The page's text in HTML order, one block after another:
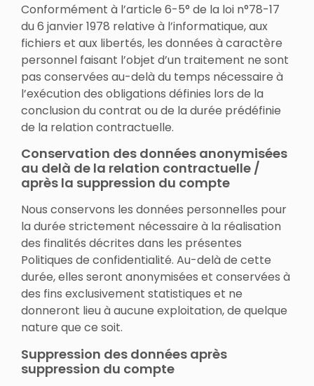
Conformément à l’article 6-5° de la loi n°78-17
du 6 janvier 1978 relative à l’informatique, aux
fichiers et aux libertés, les données à caractère
personnel faisant l’objet d’un traitement ne sont
pas conservées au-delà du temps nécessaire à
l’exécution des obligations définies lors de la
conclusion du contrat ou de la durée prédéfinie
de la relation contractuelle.
Conservation des données anonymisées
au delà de la relation contractuelle /
après la suppression du compte
Nous conservons les données personnelles pour
la durée strictement nécessaire à la réalisation
des finalités décrites dans les présentes
Politiques de confidentialité. Au-delà de cette
durée, elles seront anonymisées et conservées à
des fins exclusivement statistiques et ne
donneront lieu à aucune exploitation, de quelque
nature que ce soit.
Suppression des données après
suppression du compte